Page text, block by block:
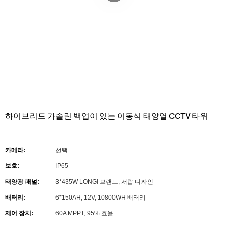
하이브리드 가솔린 백업이 있는 이동식 태양열 CCTV 타워
카메라: 선택
보호: IP65
태양광 패널: 3*435W LONGi 브랜드, 서랍 디자인
배터리: 6*150AH, 12V, 10800WH 배터리
제어 장치: 60A MPPT, 95% 효율